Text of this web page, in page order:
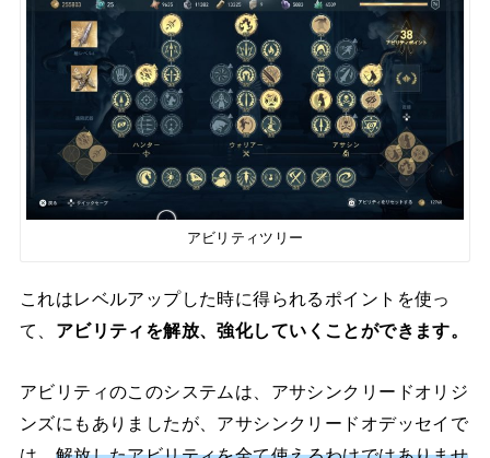
アビリティツリー
これはレベルアップした時に得られるポイントを使っ
て、 アビリティを解放、強化していくことができます。
アビリティのこのシステムは、アサシンクリードオリジ
ンズにもありましたが、アサシンクリードオデッセイで